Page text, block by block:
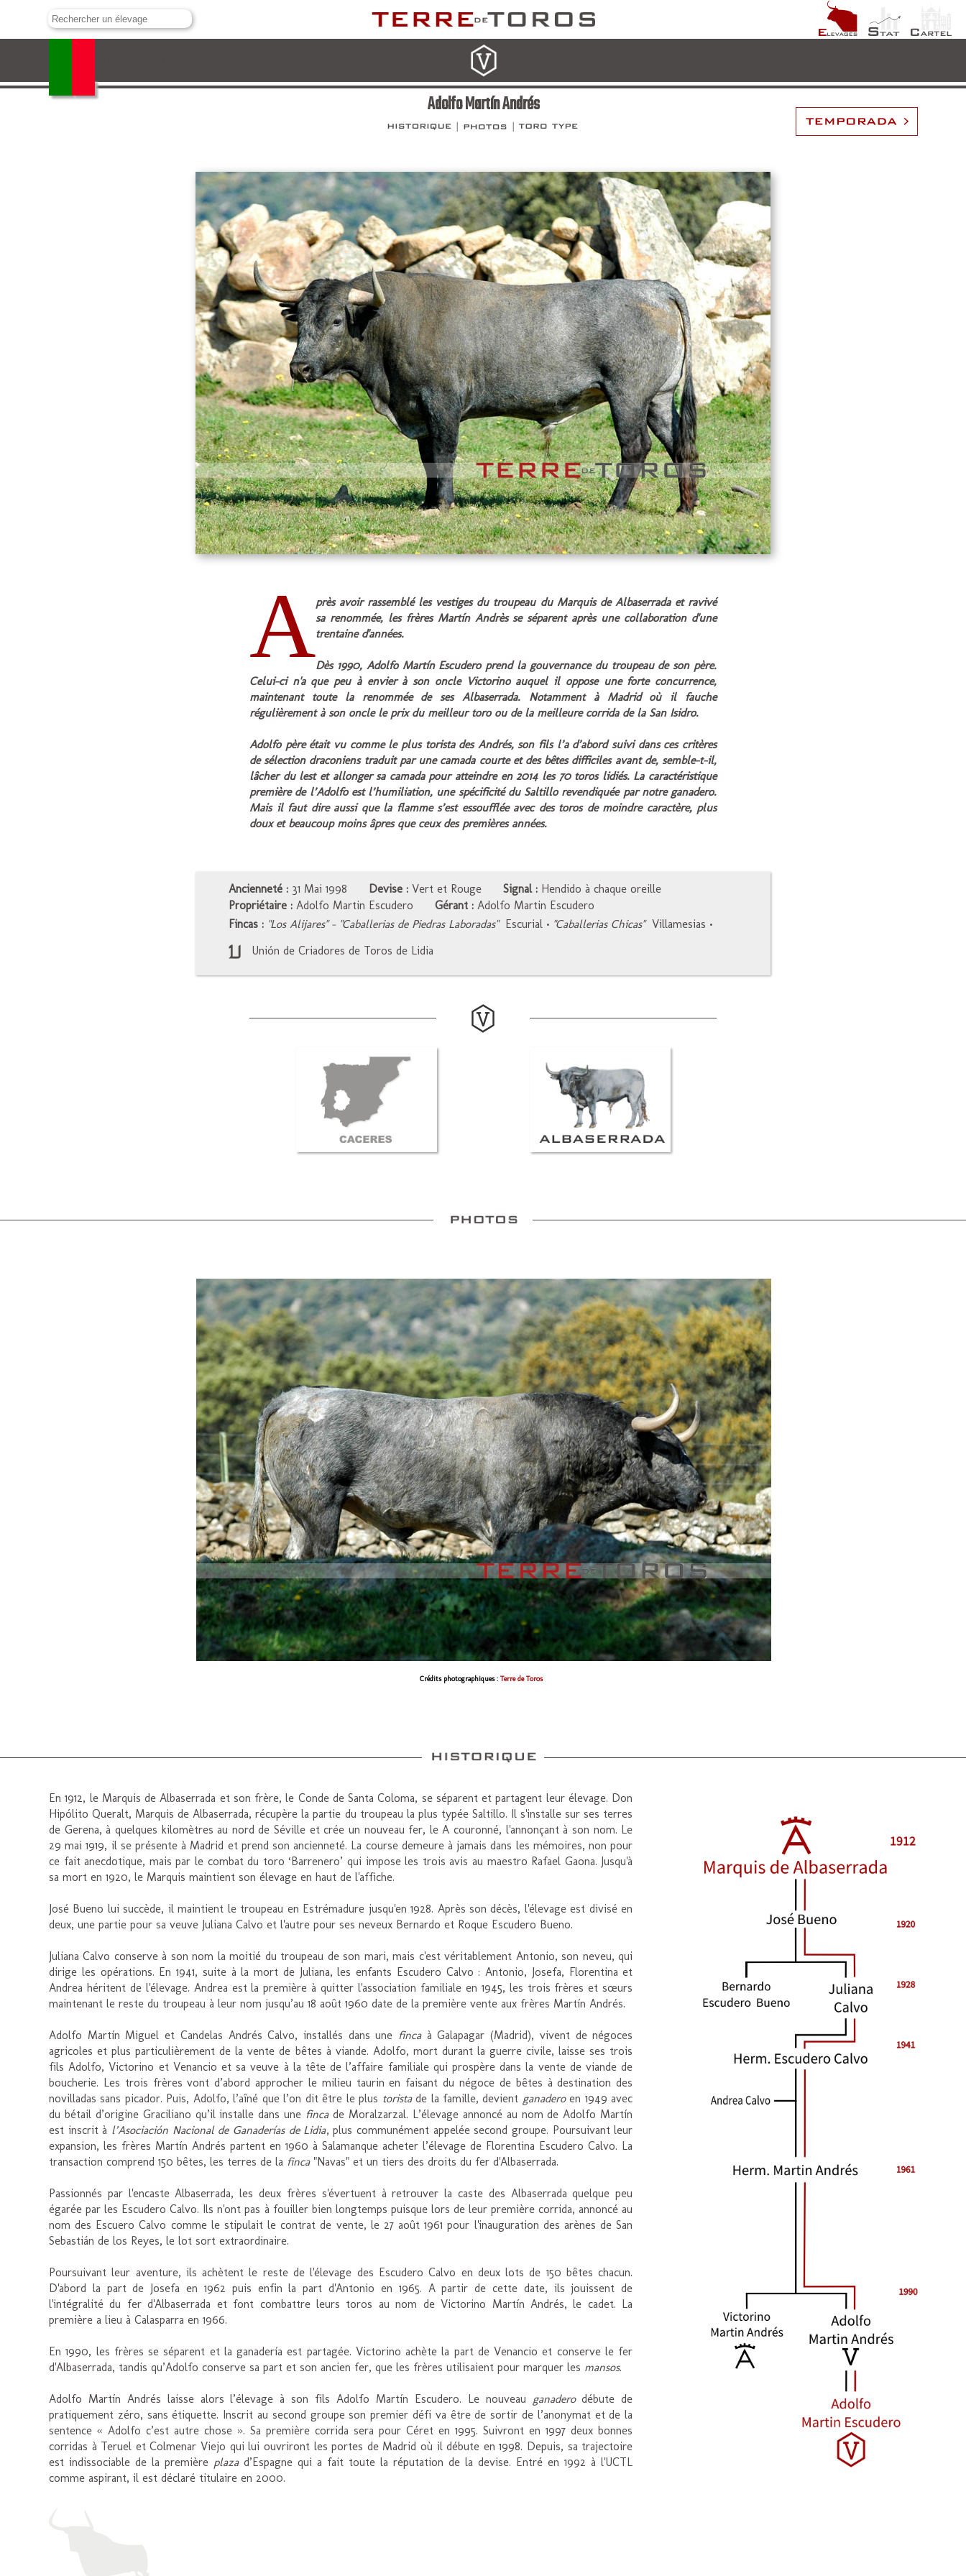
Adolfo Martín Andrés
Après avoir rassemblé les vestiges du troupeau du Marquis de Albaserrada et ravivé
sa renommée, les frères Martín Andrès se séparent après une collaboration d'une
trentaine d'années.
Dès 1990, Adolfo Martín Escudero prend la gouvernance du troupeau de son père.
Celui-ci n'a que peu à envier à son oncle Victorino auquel il oppose une forte concurrence,
maintenant toute la renommée de ses Albaserrada. Notamment à Madrid où il fauche
régulièrement à son oncle le prix du meilleur toro ou de la meilleure corrida de la San Isidro.
Adolfo père était vu comme le plus toristades Andrés, son fils l’a d’abord suivi dans ces critères
de sélection draconiens traduit par une camadacourte et des bêtes difficiles avant de, semble-t-il,
lâcher du lest et allonger sa camadapour atteindre en 2014 les 70 toros lidiés. La caractéristique
première de l’Adolfo est l’humiliation, une spécificité du Saltillo revendiquée par notre ganadero.
Mais il faut dire aussi que la flamme s’est essoufflée avec des toros de moindre caractère, plus
doux et beaucoup moins âpres que ceux des premières années.
Ancienneté : 31 Mai 1998 Devise : Vert et Rouge Signal : Hendido à chaque oreille
Propriétaire : Adolfo Martin Escudero Gérant : Adolfo Martin Escudero
Fincas : "Los Alijares" - "Caballerias de Piedras Laboradas" Escurial • "Caballerias Chicas" Villamesias •
Unión de Criadores de Toros de Lidia
Crédits photographiques : Terre de Toros
En 1912, le Marquis de Albaserrada et son frère, le Conde de Santa Coloma, se séparent et partagent leur élevage. Don
Hipólito Queralt, Marquis de Albaserrada, récupère la partie du troupeau la plus typée Saltillo. Il s'installe sur ses terres
de Gerena, à quelques kilomètres au nord de Séville et crée un nouveau fer, le A couronné, l'annonçant à son nom. Le
29 mai 1919, il se présente à Madrid et prend son ancienneté. La course demeure à jamais dans les mémoires, non pour
ce fait anecdotique, mais par le combat du toro ‘Barrenero’ qui impose les trois avis au maestro Rafael Gaona. Jusqu'à
sa mort en 1920, le Marquis maintient son élevage en haut de l'affiche.
José Bueno lui succède, il maintient le troupeau en Estrémadure jusqu'en 1928. Après son décès, l'élevage est divisé en
deux, une partie pour sa veuve Juliana Calvo et l'autre pour ses neveux Bernardo et Roque Escudero Bueno.
Juliana Calvo conserve à son nom la moitié du troupeau de son mari, mais c'est véritablement Antonio, son neveu, qui
dirige les opérations. En 1941, suite à la mort de Juliana, les enfants Escudero Calvo : Antonio, Josefa, Florentina et
Andrea héritent de l'élevage. Andrea est la première à quitter l'association familiale en 1945, les trois frères et sœurs
maintenant le reste du troupeau à leur nom jusqu’au 18 août 1960 date de la première vente aux frères Martín Andrés.
Adolfo Martín Miguel et Candelas Andrés Calvo, installés dans une fincaà Galapagar (Madrid), vivent de négoces
agricoles et plus particulièrement de la vente de bêtes à viande. Adolfo, mort durant la guerre civile, laisse ses trois
fils Adolfo, Victorino et Venancio et sa veuve à la tête de l’affaire familiale qui prospère dans la vente de viande de
boucherie. Les trois frères vont d’abord approcher le milieu taurin en faisant du négoce de bêtes à destination des
novilladas sans picador. Puis, Adolfo, l’aîné que l’on dit être le plus toristade la famille, devient ganaderoen 1949 avec
du bétail d’origine Graciliano qu’il installe dans une fincade Moralzarzal. L’élevage annoncé au nom de Adolfo Martín
est inscrit à l’Asociación Nacional de Ganaderías de Lidia, plus communément appelée second groupe. Poursuivant leur
expansion, les frères Martín Andrés partent en 1960 à Salamanque acheter l’élevage de Florentina Escudero Calvo. La
transaction comprend 150 bêtes, les terres de la finca"Navas" et un tiers des droits du fer d'Albaserrada.
Passionnés par l'encaste Albaserrada, les deux frères s'évertuent à retrouver la caste des Albaserrada quelque peu
égarée par les Escudero Calvo. Ils n'ont pas à fouiller bien longtemps puisque lors de leur première corrida, annoncé au
nom des Escuero Calvo comme le stipulait le contrat de vente, le 27 août 1961 pour l'inauguration des arènes de San
Sebastián de los Reyes, le lot sort extraordinaire.
Poursuivant leur aventure, ils achètent le reste de l'élevage des Escudero Calvo en deux lots de 150 bêtes chacun.
D'abord la part de Josefa en 1962 puis enfin la part d'Antonio en 1965. A partir de cette date, ils jouissent de
l'intégralité du fer d'Albaserrada et font combattre leurs toros au nom de Victorino Martín Andrés, le cadet. La
première a lieu à Calasparra en 1966.
En 1990, les frères se séparent et la ganadería est partagée. Victorino achète la part de Venancio et conserve le fer
d'Albaserrada, tandis qu’Adolfo conserve sa part et son ancien fer, que les frères utilisaient pour marquer les mansos.
Adolfo Martín Andrés laisse alors l’élevage à son fils Adolfo Martín Escudero. Le nouveau ganaderodébute de
pratiquement zéro, sans étiquette. Inscrit au second groupe son premier défi va être de sortir de l’anonymat et de la
sentence « Adolfo c’est autre chose ». Sa première corrida sera pour Céret en 1995. Suivront en 1997 deux bonnes
corridas à Teruel et Colmenar Viejo qui lui ouvriront les portes de Madrid où il débute en 1998. Depuis, sa trajectoire
est indissociable de la première plazad’Espagne qui a fait toute la réputation de la devise. Entré en 1992 à l'UCTL
comme aspirant, il est déclaré titulaire en 2000.